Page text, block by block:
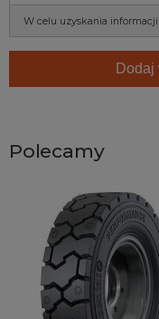
W celu uzyskania
Dodaj
Polecamy